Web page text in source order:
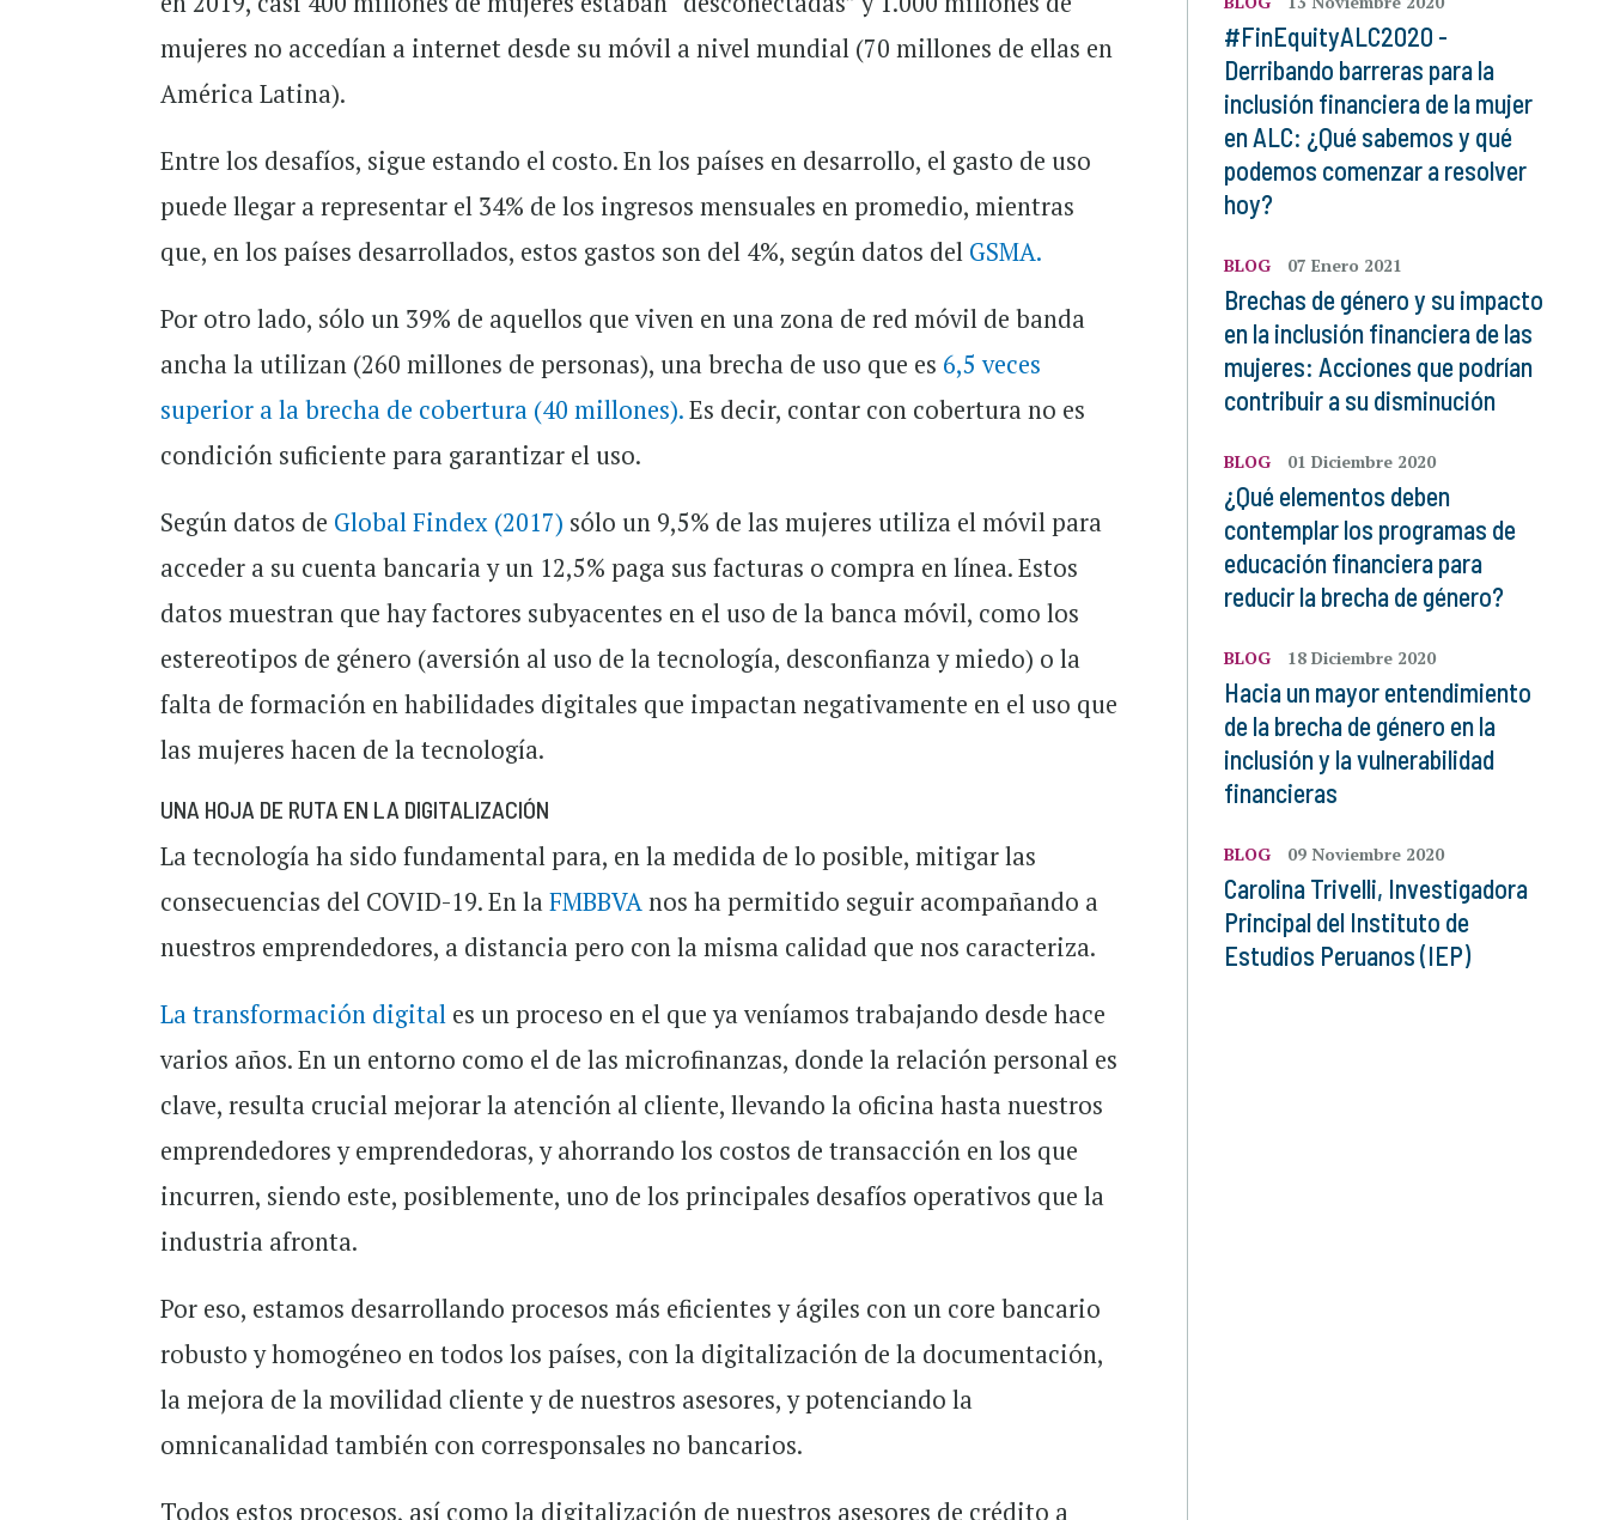
mujeres no accedían a internet desde su móvil a nivel mundial (70 millones de ellas en
América Latina).
Entre los desafíos, sigue estando el costo. En los países en desarrollo, el gasto de uso
puede llegar a representar el 34% de los ingresos mensuales en promedio, mientras
que, en los países desarrollados, estos gastos son del 4%, según datos del GSMA.
Por otro lado, sólo un 39% de aquellos que viven en una zona de red móvil de banda
ancha la utilizan (260 millones de personas), una brecha de uso que es 6,5 veces
superior a la brecha de cobertura (40 millones).Es decir, contar con cobertura no es
condición suficiente para garantizar el uso.
Según datos de Global Findex (2017) sólo un 9,5% de las mujeres utiliza el móvil para
acceder a su cuenta bancaria y un 12,5% paga sus facturas o compra en línea. Estos
datos muestran que hay factores subyacentes en el uso de la banca móvil, como los
estereotipos de género (aversión al uso de la tecnología, desconfianza y miedo) o la
falta de formación en habilidades digitales que impactan negativamente en el uso que
las mujeres hacen de la tecnología.
UNA HOJA DE RUTA EN LA DIGITALIZACIÓN
La tecnología ha sido fundamental para, en la medida de lo posible, mitigar las
consecuencias del COVID-19. En laFMBBVAnos ha permitido seguir acompañando a
nuestros emprendedores, a distancia pero con la misma calidad que nos caracteriza.
La transformación digital es un proceso en el que ya veníamos trabajando desde hace
varios años. En un entorno como el de las microfinanzas, donde la relación personal es
clave, resulta crucial mejorar la atención al cliente, llevando la oficina hasta nuestros
emprendedores y emprendedoras, y ahorrando los costos de transacción en los que
incurren, siendo este, posiblemente, uno de los principales desafíos operativos que la
industria afronta.
Por eso, estamos desarrollando procesos más eficientes y ágiles con un core bancario
robusto y homogéneo en todos los países, con la digitalización de la documentación,
la mejora de la movilidad cliente y de nuestros asesores, y potenciando la
omnicanalidad también con corresponsales no bancarios.
Todos estos procesos, así como la digitalización de nuestros asesores de crédito a
#FinEquityALC2020 -
Derribando barreras para la
inclusión financiera de la mujer
en ALC: ¿Qué sabemos y qué
podemos comenzar a resolver
hoy?
BLOG 07 Enero 2021
Brechas de género y su impacto
en la inclusión financiera de las
mujeres: Acciones que podrían
contribuir a su disminución
BLOG 01 Diciembre 2020
¿Qué elementos deben
contemplar los programas de
educación financiera para
reducir la brecha de género?
BLOG 18 Diciembre 2020
Hacia un mayor entendimiento
de la brecha de género en la
inclusión y la vulnerabilidad
financieras
BLOG 09 Noviembre 2020
Carolina Trivelli, Investigadora
Principal del Instituto de
Estudios Peruanos (IEP)